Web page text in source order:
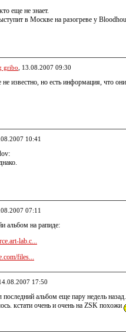
еще не знает.
в Москве на разогреве у
gribo , 13.08.2007 09:30
известно, но есть информация, что
10:41
07:11
альбом на рапиде:
lab.c...
files...
14.08.2007 17:50
последний альбом еще пару недель назад.
кстати очень и очень на ZSK похожи